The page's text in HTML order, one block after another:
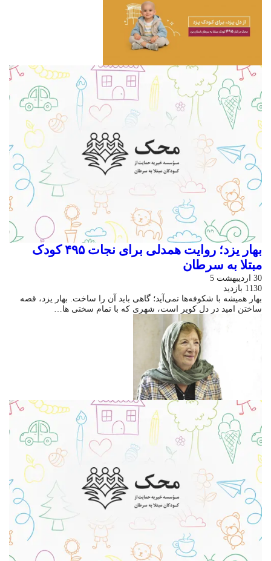
بهار یزد؛ روایت همدلی برای نجات ۴۹۵ کودک
مبتلا به سرطان
30 اردیبهشت 5
1130 بازدید
بهار همیشه با شکوفه‌ها نمی‌آید؛ گاهی باید آن را ساخت. بهار یزد، قصه
ساختن امید در دل کویر است، شهری که با تمام سختی ها…